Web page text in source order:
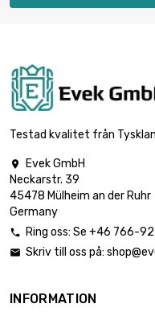
Testad kvalitet från

Evek GmbH
Neckarstr. 39
45478 Mülheim an der Ruhr
Germany
 Ring oss: Se +46 766-
 Skriv till oss på:
INFORMATION